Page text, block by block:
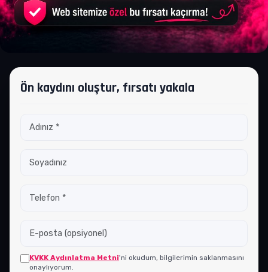
Ön kaydını oluştur, fırsatı yakala
KVKK Aydınlatma Metni'ni okudum, bilgilerimin saklanmasını
onaylıyorum.